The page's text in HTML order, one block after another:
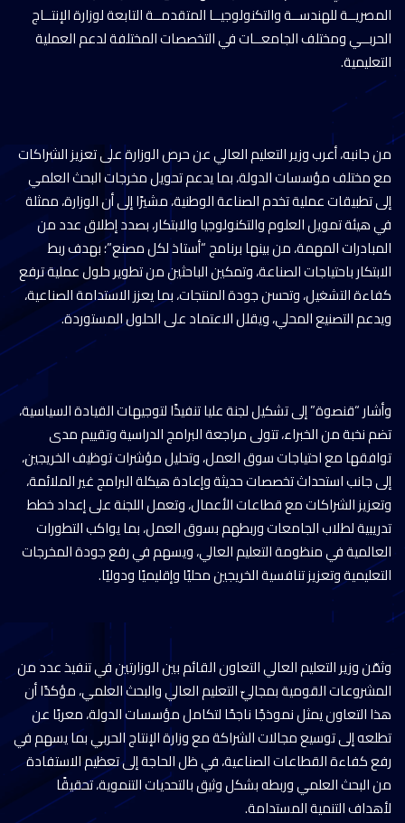
المصريــة للهندســة والتكنولوجيــا المتقدمــة التابعة لوزارة الإنتــاج
الحربــي ومختلف الجامعــات في التخصصات المختلفة لدعم العملية
التعليمية.
من جانبه، أعرب وزير التعليم العالي عن حرص الوزارة على تعزيز الشراكات
مع مختلف مؤسسات الدولة، بما يدعم تحويل مخرجات البحث العلمي
إلى تطبيقات عملية تخدم الصناعة الوطنية، مشيرًا إلى أن الوزارة، ممثلة
في هيئة تمويل العلوم والتكنولوجيا والابتكار، بصدد إطلاق عدد من
المبادرات المهمة، من بينها برنامج “أستاذ لكل مصنع”؛ بهدف ربط
الابتكار باحتياجات الصناعة، وتمكين الباحثين من تطوير حلول عملية ترفع
كفاءة التشغيل، وتحسن جودة المنتجات، بما يعزز الاستدامة الصناعية،
ويدعم التصنيع المحلي، ويقلل الاعتماد على الحلول المستوردة.
وأشار “قنصوة” إلى تشكيل لجنة عليا تنفيذًا لتوجيهات القيادة السياسية،
تضم نخبة من الخبراء، تتولى مراجعة البرامج الدراسية وتقييم مدى
توافقها مع احتياجات سوق العمل، وتحليل مؤشرات توظيف الخريجين،
إلى جانب استحداث تخصصات حديثة وإعادة هيكلة البرامج غير الملائمة،
وتعزيز الشراكات مع قطاعات الأعمال، وتعمل اللجنة على إعداد خطط
تدريبية لطلاب الجامعات وربطهم بسوق العمل، بما يواكب التطورات
العالمية في منظومة التعليم العالي، ويسهم في رفع جودة المخرجات
التعليمية وتعزيز تنافسية الخريجين محليًا وإقليميًا ودوليًا.
وثمّن وزير التعليم العالي التعاون القائم بين الوزارتين في تنفيذ عدد من
المشروعات القومية بمجاليّ التعليم العالي والبحث العلمي، مؤكدًا أن
هذا التعاون يمثل نموذجًا ناجحًا لتكامل مؤسسات الدولة، معربًا عن
تطلعه إلى توسيع مجالات الشراكة مع وزارة الإنتاج الحربي بما يسهم في
رفع كفاءة القطاعات الصناعية، في ظل الحاجة إلى تعظيم الاستفادة
من البحث العلمي وربطه بشكل وثيق بالتحديات التنموية، تحقيقًا
لأهداف التنمية المستدامة.